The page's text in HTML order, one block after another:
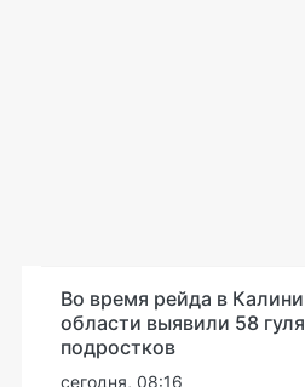
Во время рейда в
области выявили 58
подростков
сегодня, 08:16